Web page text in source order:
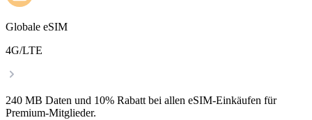
Globale eSIM
4G/LTE
240 MB Daten und 10% Rabatt bei allen eSIM-Einkäufen für
Premium-Mitglieder.